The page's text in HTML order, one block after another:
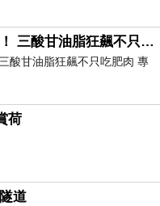
健康網》別怪錯！ 三酸甘油脂狂飆不只吃肥肉 專家點名1物更該戒
酸甘油脂狂飆不只吃肥肉 專
article/breakingnews/
荷
道